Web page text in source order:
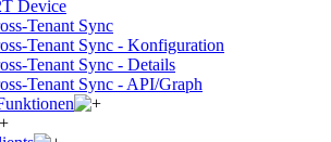
Device
Tenant Sync
Tenant Sync - Konfiguration
Tenant Sync - Details
Tenant Sync - API/Graph